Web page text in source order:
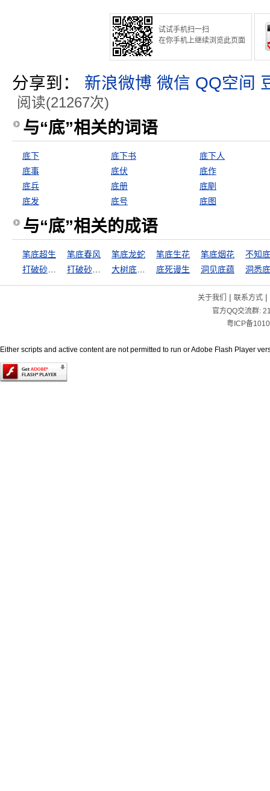
试试手机扫一扫
在你手机上继续浏览此页面
分享到： 新浪微博 微信 QQ空间
阅读(21267次)
与“底”相关的词语
底下 底下书
底下人
底事
底伏
底作
底兵
底册
底剭
底发
底号 底图
与“底”相关的成语
笔底超生 笔底春风 笔底龙蛇 笔底生花 笔底烟花
不知
底死谩生 洞见底蕴 洞悉
关于我们 | 联系方式|
官方QQ交流群:
粤ICP备
Either scripts and active content are not permitted to run or Adobe Flash Player